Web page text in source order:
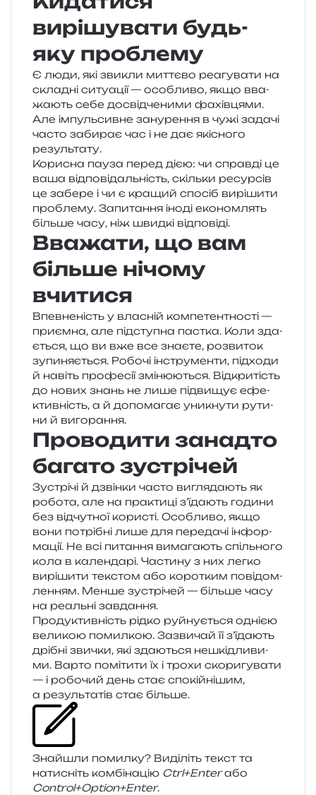
вирішувати будь-
яку проблему
Є люди, які зви­кли мит­тє­во реа­гу­ва­ти на
скла­дні ситу­а­ції — осо­бли­во, якщо вва­
жа­ють себе досвід­че­ни­ми фахів­ця­ми.
Але імпуль­сив­не зану­ре­н­ня в чужі зада­чі
часто заби­рає час і не дає які­сно­го
результату.
Корисна пауза перед дією: чи справ­ді це
ваша від­по­від­аль­ність, скіль­ки ресур­сів
це забе­ре і чи є кра­щий спо­сіб вирі­ши­ти
про­бле­му. Запитання іноді еко­ном­лять
біль­ше часу, ніж швид­кі відповіді.
Вважати, що вам
більше нічому
вчитися
Впевненість у вла­сній ком­пе­тен­тно­сті —
при­єм­на, але під­сту­пна пас­тка. Коли зда­
є­ться, що ви вже все зна­є­те, роз­ви­ток
зупи­ня­є­ться. Робочі інстру­мен­ти, під­хо­ди
й навіть про­фе­сії змі­ню­ю­ться. Відкритість
до нових знань не лише під­ви­щує ефе­
ктив­ність, а й допо­ма­гає уни­кну­ти рути­
ни й вигорання.
Проводити занадто
багато зустрічей
Зустрічі й дзвін­ки часто вигля­да­ють як
робо­та, але на пра­кти­ці з’їдають годи­ни
без від­чу­тної кори­сті. Особливо, якщо
вони потрі­бні лише для пере­да­чі інфор­
ма­ції. Не всі пита­н­ня вима­га­ють спіль­но­го
кола в кален­да­рі. Частину з них легко
вирі­ши­ти текс­том або коро­тким пові­дом­
ле­н­ням. Менше зустрі­чей — біль­ше часу
на реаль­ні завдання.
Продуктивність рідко руй­ну­є­ться одні­єю
вели­кою помил­кою. Зазвичай її з’їдають
дрі­бні зви­чки, які зда­ю­ться нешкі­дли­ви­
ми. Варто помі­ти­ти їх і трохи ско­ри­гу­ва­ти
— і робо­чий день стає спо­кій­ні­шим,
а резуль­та­тів стає більше.
Знайшли помил­ку? Виділіть текст та
нати­сніть ком­бі­на­цію Ctrl+Enterабо
Control+Option+Enter.